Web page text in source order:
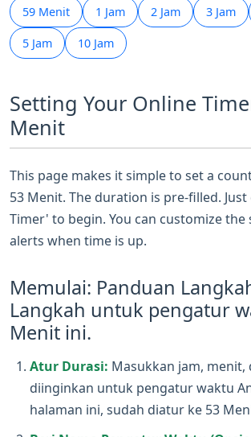
59 Menit 1 Jam 2 Jam 3 Jam
5 Jam 10 Jam
Setting Your Online
Menit
This page makes it simple to set a
53 Menit. The duration is pre-filled.
Timer' to begin. You can customize
alerts when time is up.
Memulai: Panduan
Langkah untuk pengatur
Menit ini.
Atur Durasi: Masukkan jam, menit,
diinginkan untuk pengatur waktu
halaman ini, sudah diatur ke 53